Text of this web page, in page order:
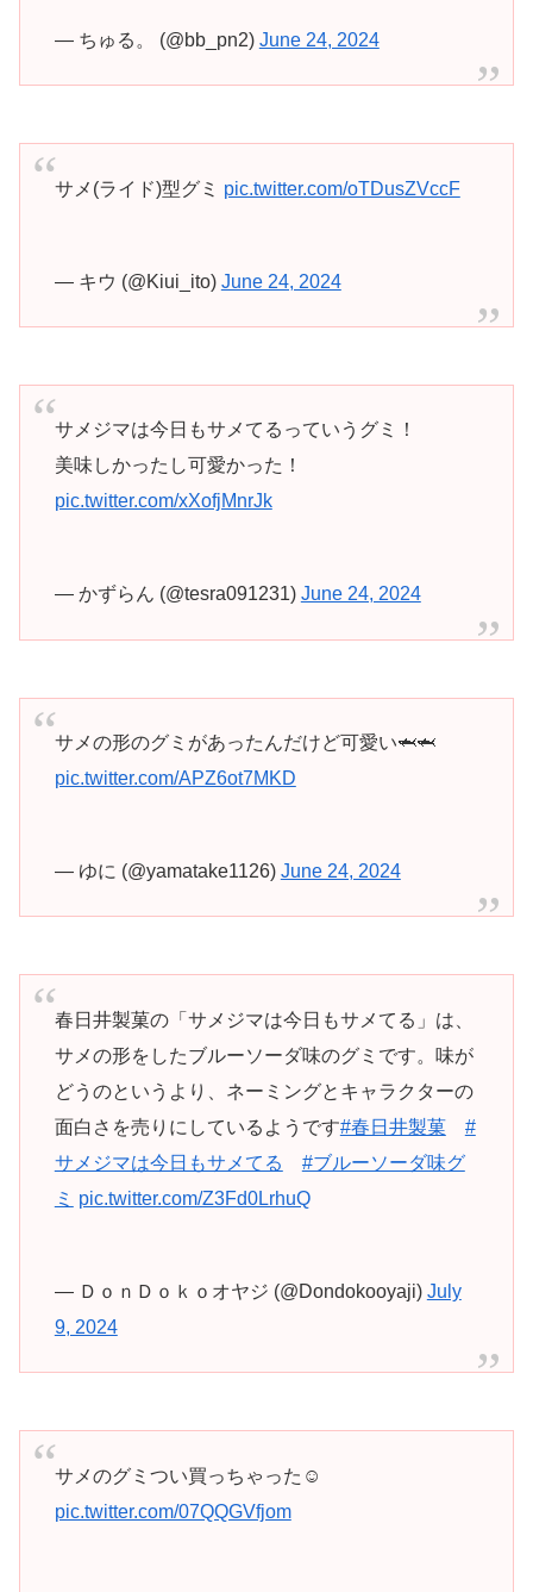
— ちゅる。 (@bb_pn2) June 24, 2024
サメ(ライド)型グミ pic.twitter.com/oTDusZVccF
— キウ (@Kiui_ito) June 24, 2024
サメジマは今日もサメてるっていうグミ！
美味しかったし可愛かった！
pic.twitter.com/xXofjMnrJk
— かずらん (@tesra091231) June 24, 2024
サメの形のグミがあったんだけど可愛い🦈🦈
pic.twitter.com/APZ6ot7MKD
— ゆに (@yamatake1126) June 24, 2024
春日井製菓の「サメジマは今日もサメてる」は、
サメの形をしたブルーソーダ味のグミです。味が
どうのというより、ネーミングとキャラクターの
面白さを売りにしているようです#春日井製菓
#
サメジマは今日もサメてる
#ブルーソーダ味グ
ミ pic.twitter.com/Z3Fd0LrhuQ
— ＤｏｎＤｏｋｏオヤジ (@Dondokooyaji) July
9, 2024
サメのグミつい買っちゃった☺️
pic.twitter.com/07QQGVfjom